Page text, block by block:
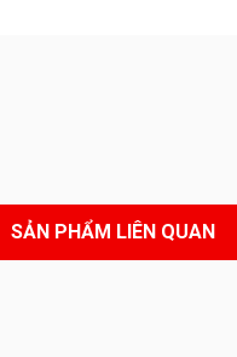
SẢN PHẨM LIÊN QUAN